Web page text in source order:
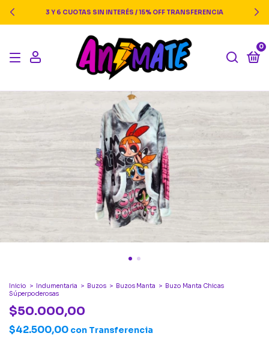
3 Y 6 CUOTAS SIN INTERÉS / 15% OFF TRANSFERENCIA
0
Inicio > Indumentaria > Buzos > Buzos Manta > Buzo Manta Chicas
Súperpoderosas
$50.000,00
$42.500,00 con Transferencia